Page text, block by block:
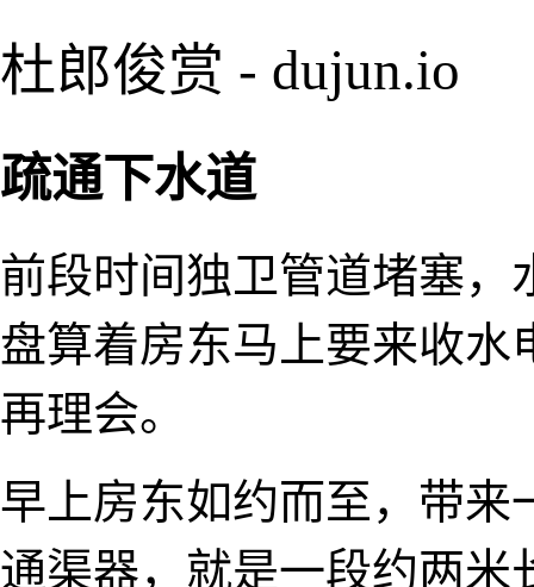
杜郎俊赏 - dujun.io
疏通下水道
前段时间独卫管道堵塞
盘算着房东马上要来收
再理会。
早上房东如约而至，带来
通渠器，就是一段约两米